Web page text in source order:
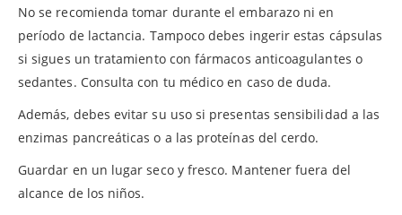
No se recomienda tomar durante el embarazo ni en
período de lactancia. Tampoco debes ingerir estas cápsulas
si sigues un tratamiento con fármacos anticoagulantes o
sedantes. Consulta con tu médico en caso de duda.
Además, debes evitar su uso si presentas sensibilidad a las
enzimas pancreáticas o a las proteínas del cerdo.
Guardar en un lugar seco y fresco. Mantener fuera del
alcance de los niños.